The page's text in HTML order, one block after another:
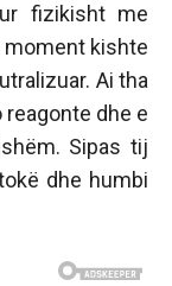
fizikisht me
kishte
Ai tha
dhe e
Sipas tij
dhe humbi